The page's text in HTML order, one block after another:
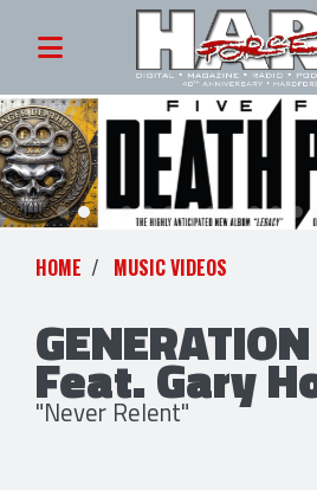
HOME MUSIC VIDEOS
Feat. Gary
"Never Relent"